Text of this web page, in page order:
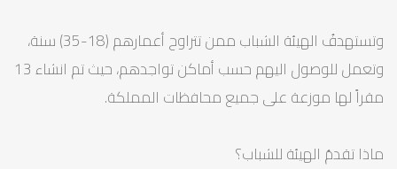
وتستهدفُ الهيئة الشباب ممن تتراوح أعمارهم (18-35) سنة،
وتعمل للوصول اليهم حسب أماكن تواجدهم، حيث تم انشاء 13
مقراً لها موزعة على جميع محافظات المملكة.
ماذا تقدمُ الهيئة للشباب؟